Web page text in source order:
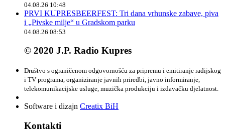
04.08.26 10:48
PRVI KUPRESBEERFEST: Tri dana vrhunske zabave, piva
i „Pivske milje“ u Gradskom parku
04.08.26 08:53
© 2020 J.P. Radio Kupres
Društvo s ograničenom odgovornošću za pripremu i emitiranje radijskog
i TV programa, organiziranje javnih priredbi, javno informiranje,
telekomunikacijske usluge, muzička produkciju i izdavačku djelatnost.
Software i dizajn Creatix BiH
Kontakti